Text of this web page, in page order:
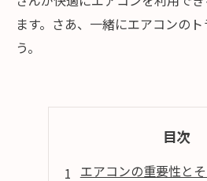
ます。さあ、一緒にエアコンの
う。
目次
エアコンの重要性と